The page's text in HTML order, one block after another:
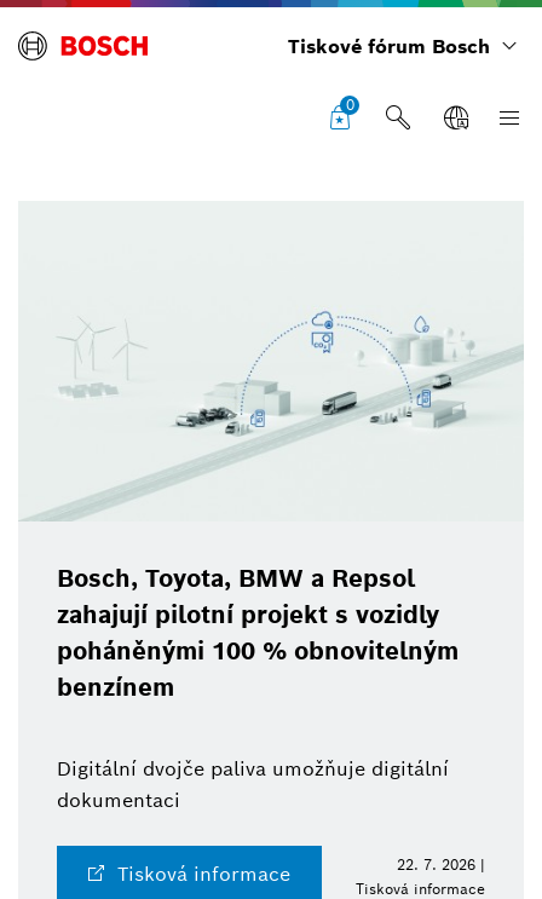
Tiskové fórum Bosch
0
Bosch, Toyota, BMW a Repsol
zahajují pilotní projekt s vozidly
poháněnými 100 % obnovitelným
benzínem
Digitální dvojče paliva umožňuje digitální
dokumentaci
Tisková informace
22. 7. 2026 |
Tisková informace